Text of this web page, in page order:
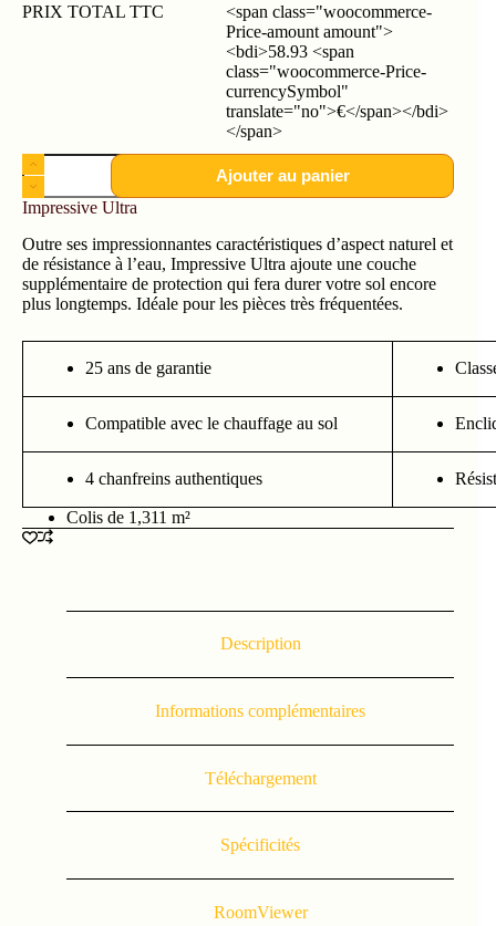
PRIX TOTAL TTC
<span class="woocommerce-
Price-amount amount">
<bdi>58.93 <span
class="woocommerce-Price-
currencySymbol"
translate="no">€</span></bdi>
</span>
Ajouter au panier
Impressive Ultra
Outre ses impressionnantes caractéristiques d’aspect naturel et
de résistance à l’eau, Impressive Ultra ajoute une couche
supplémentaire de protection qui fera durer votre sol encore
plus longtemps. Idéale pour les pièces très fréquentées.
25 ans de garantie
Compatible avec le chauffage au sol
4 chanfreins authentiques
Colis de 1,311 m²
Description
Informations complémentaires
Téléchargement
Spécificités
RoomViewer